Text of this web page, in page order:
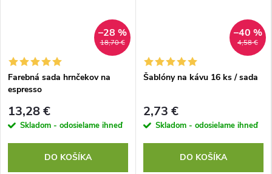
18,70 €
–28 %
Farebná sada hrnčekov na
espresso
13,28 €
Skladom - odosielame ihneď
DO KOŠÍKA
4,58 €
–40 %
Šablóny na kávu 16 ks / sada
2,73 €
Skladom - odosielame ihneď
DO KOŠÍKA